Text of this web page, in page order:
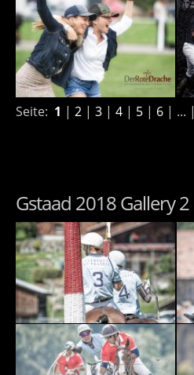
Seite: 1 | 2 | 3 | 4 | 5 | 6 | ... |
Gstaad 2018 Gallery 2